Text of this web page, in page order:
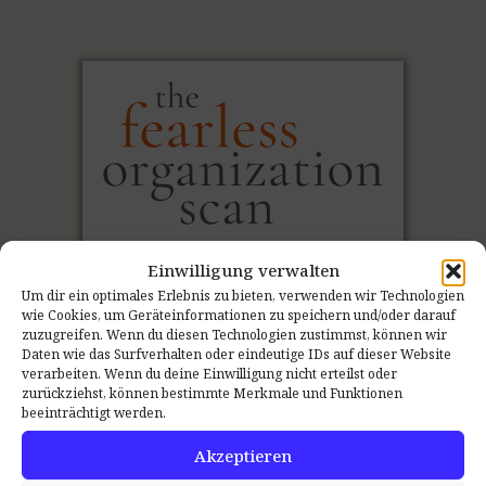
Einwilligung verwalten
Um dir ein optimales Erlebnis zu bieten, verwenden wir Technologien
wie Cookies, um Geräteinformationen zu speichern und/oder darauf
zuzugreifen. Wenn du diesen Technologien zustimmst, können wir
Daten wie das Surfverhalten oder eindeutige IDs auf dieser Website
verarbeiten. Wenn du deine Einwilligung nicht erteilst oder
zurückziehst, können bestimmte Merkmale und Funktionen
beeinträchtigt werden.
Akzeptieren
Den Ist-Zustandmessen:
Der Psychologische Sicherheit Teamscan